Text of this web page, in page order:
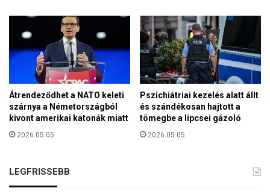
t
a
p
o
l
g
á
e
s
Átrendeződhet a NATO keleti
szárnya a Németországból
kivont amerikai katonák miatt
2026.05.05.
Pszichiátriai kezelés alatt állt
és szándékosan hajtott a
tömegbe a lipcsei gázoló
2026.05.05.
LEGFRISSEBB